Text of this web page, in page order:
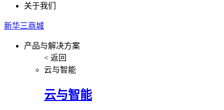
关于我们
新华三商城
产品与解决方案
< 返回
云与智能
云与智能